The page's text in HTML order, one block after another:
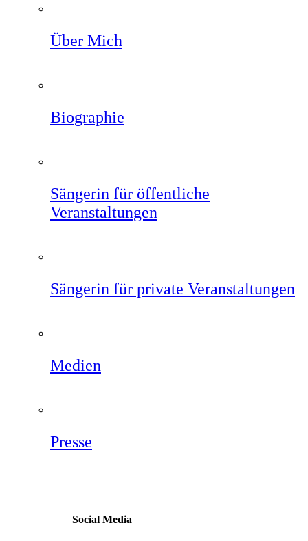
Über Mich
Biographie
Sängerin für öffentliche
Veranstaltungen
Sängerin für private Veranstaltungen
Medien
Presse
Social Media